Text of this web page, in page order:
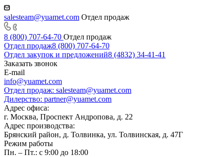
salesteam@yuamet.com Отдел продаж
8 (800) 707-64-70 Отдел продаж
Отдел продаж8 (800) 707-64-70
Отдел закупок и предложений8 (4832) 34-41-41
Заказать звонок
E-mail
info@yuamet.com
Отдел продаж: salesteam@yuamet.com
Дилерство: partner@yuamet.com
Адрес офиса:
г. Москва, Проспект Андропова, д. 22
Адрес производства:
Брянский район, д. Толвинка, ул. Толвинская, д. 47Г
Режим работы
Пн. – Пт.: с 9:00 до 18:00